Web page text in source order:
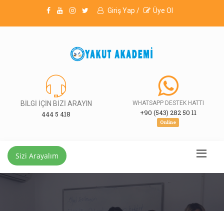
Giriş Yap / Üye Ol
BİLGİ İÇİN BİZİ ARAYIN
444 5 418
WHATSAPP DESTEK HATTI
+90 (543) 282 50 11
Online
Sizi Arayalım